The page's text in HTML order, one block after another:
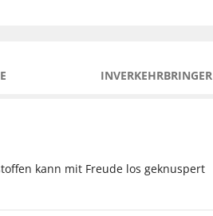
INVERKEHRBRINGER
kann mit Freude los geknuspert